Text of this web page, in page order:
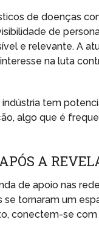
de doenças
de
e relevante. A
na luta
tem
algo que é
A
de apoio nas
tornaram um
conectem-se